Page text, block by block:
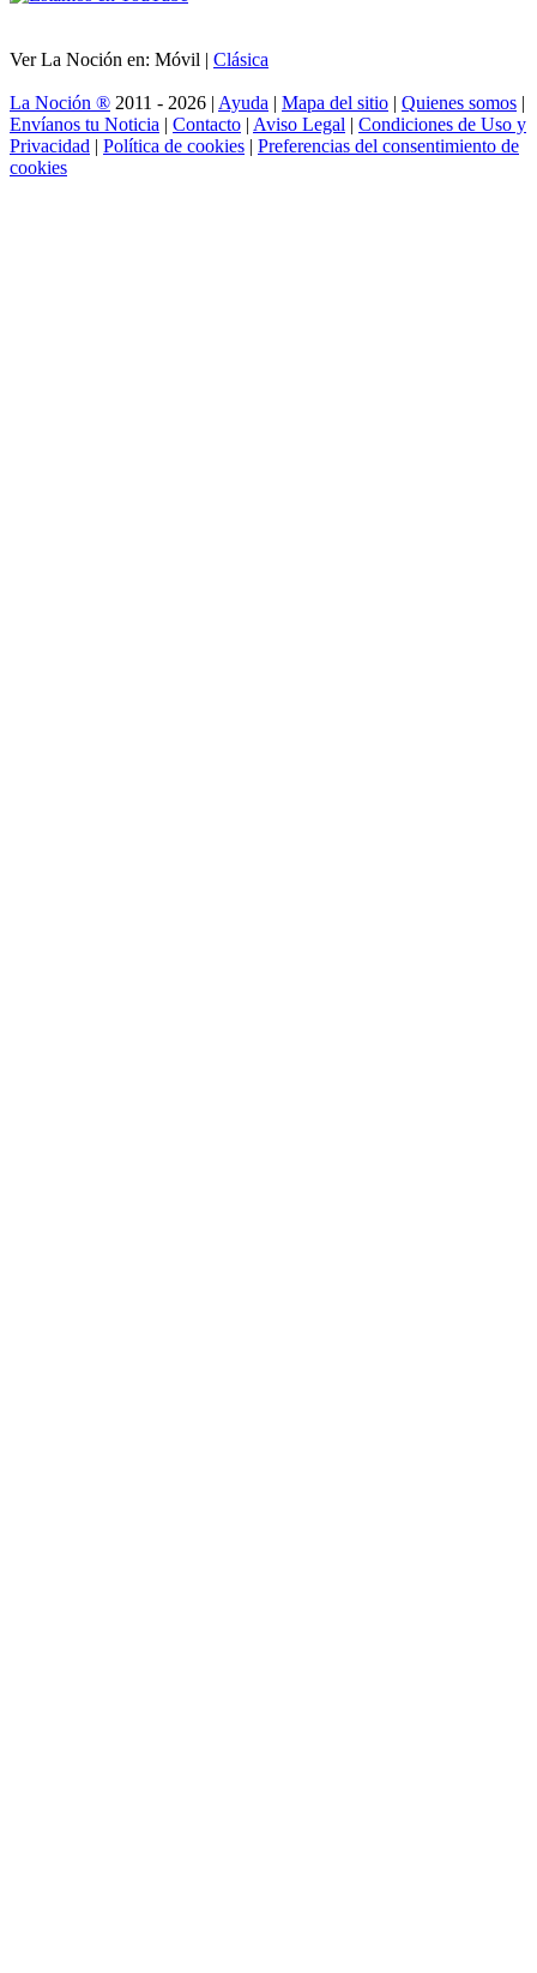
Ver La Noción en: Móvil | Clásica
La Noción ® 2011 - 2026 | Ayuda | Mapa del sitio | Quienes somos |
Envíanos tu Noticia | Contacto | Aviso Legal | Condiciones de Uso y
Privacidad | Política de cookies | Preferencias del consentimiento de
cookies